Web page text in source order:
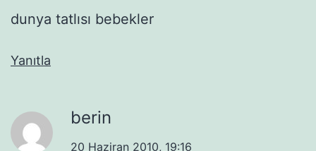
dunya tatlısı bebekler
Yanıtla
berin
20 Haziran 2010, 19:16